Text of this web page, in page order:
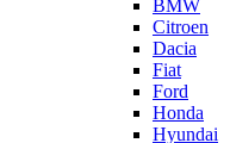
BMW
Citroen
Dacia
Fiat
Ford
Honda
Hyundai